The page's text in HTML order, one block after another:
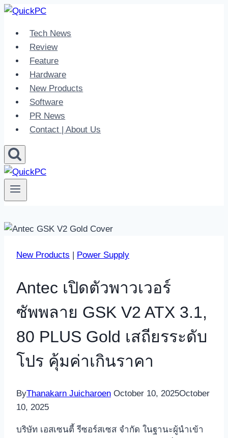
Skip
contentTech News
Review
Feature
Hardware
New Products
Software
PR News
Contact | About Us
New Products | Power Supply
Antec เปิดตัวพาวเวอร์
ซัพพลาย GSK V2 ATX 3.1,
80 PLUS Gold เสถียรระดับ
โปร คุ้มค่าเกินราคา
ByThanakarn Juicharoen October 10, 2025October
10, 2025
บริษัท เอสเซนตี้ รีซอร์สเซส จำกัด ในฐานะผู้นำเข้า